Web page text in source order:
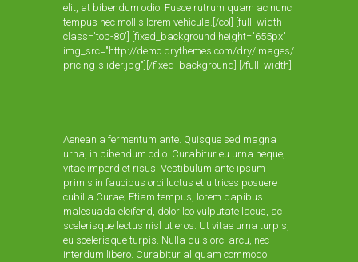
elit, at bibendum odio. Fusce rutrum quam ac nunc
tempus nec mollis lorem vehicula.[/col] [full_width
class='top-80'] [fixed_background height="655px"
img_src="http://demo.drythemes.com/dry/images/
pricing-slider.jpg"][/fixed_background] [/full_width]
Aenean a fermentum ante. Quisque sed magna
urna, in bibendum odio. Curabitur eu urna neque,
vitae imperdiet risus. Vestibulum ante ipsum
primis in faucibus orci luctus et ultrices posuere
cubilia Curae; Etiam tempus, lorem dapibus
malesuada eleifend, dolor leo vulputate lacus, ac
scelerisque lectus nisl ut eros. Ut vitae urna turpis,
eu scelerisque turpis. Nulla quis orci arcu, nec
interdum libero. Curabitur aliquam commodo